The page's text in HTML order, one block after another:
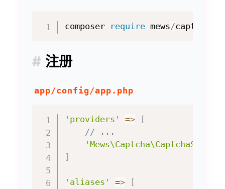
composer require mews/
注册
app/config/app.php
'providers' =>
[
// ...
]
'aliases' =>
[